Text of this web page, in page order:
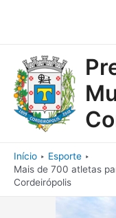
Início
Esporte
Mais de 700 atletas
Cordeirópolis